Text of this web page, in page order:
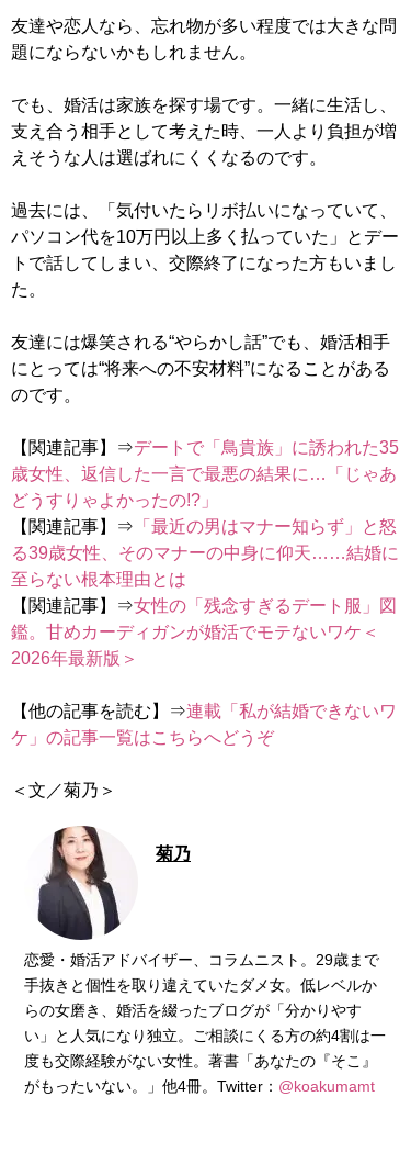
友達や恋人なら、忘れ物が多い程度では大きな問
題にならないかもしれません。
でも、婚活は家族を探す場です。一緒に生活し、
支え合う相手として考えた時、一人より負担が増
えそうな人は選ばれにくくなるのです。
過去には、「気付いたらリボ払いになっていて、
パソコン代を10万円以上多く払っていた」とデー
トで話してしまい、交際終了になった方もいまし
た。
友達には爆笑される“やらかし話”でも、婚活相手
にとっては“将来への不安材料”になることがある
のです。
【関連記事】⇒デートで「鳥貴族」に誘われた35
歳女性、返信した一言で最悪の結果に…「じゃあ
どうすりゃよかったの!?」
【関連記事】⇒ 「最近の男はマナー知らず」と怒
る39歳女性、そのマナーの中身に仰天……結婚に
至らない根本理由とは
【関連記事】⇒女性の「残念すぎるデート服」図
鑑。甘めカーディガンが婚活でモテないワケ＜
2026年最新版＞
【他の記事を読む】⇒連載「私が結婚できないワ
ケ」の記事一覧はこちらへどうぞ
＜文／菊乃＞
菊乃
恋愛・婚活アドバイザー、コラムニスト。29歳まで
手抜きと個性を取り違えていたダメ女。低レベルか
らの女磨き、婚活を綴ったブログが「分かりやす
い」と人気になり独立。ご相談にくる方の約4割は一
度も交際経験がない女性。著書「あなたの『そこ』
がもったいない。」他4冊。Twitter： @koakumamt